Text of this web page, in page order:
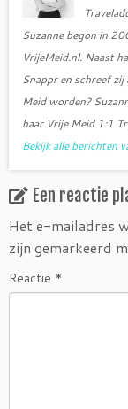
Suzanne begon in
VrijeMeid.nl. Naast
Snappr en schreef
Meid worden?
haar Vrije Meid 1:1
Bekijk alle berichten
Een reactie
Het e-mailadres
zijn gemarkeerd
Reactie *